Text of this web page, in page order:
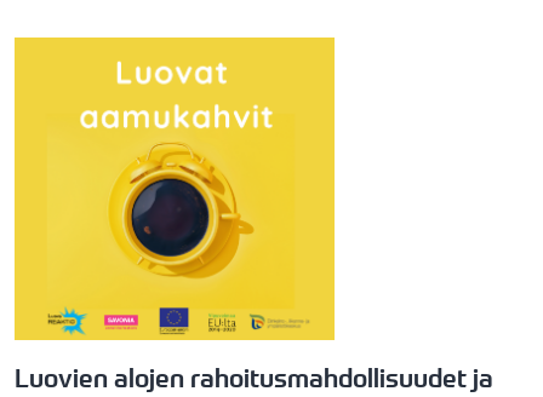
Luovien alojen rahoitusmahdollisuudet ja